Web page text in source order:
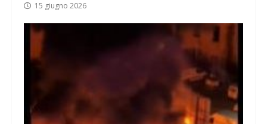
15 giugno 2026